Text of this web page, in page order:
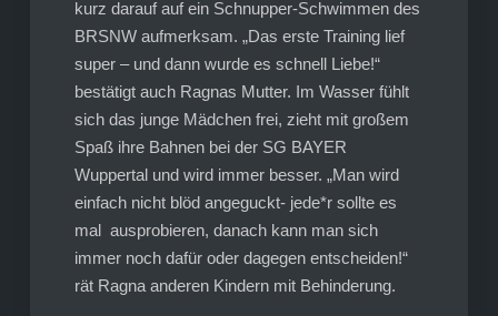
kurz darauf auf ein Schnupper-Schwimmen des
BRSNW aufmerksam. „Das erste Training lief
super – und dann wurde es schnell Liebe!“
bestätigt auch Ragnas Mutter. Im Wasser fühlt
sich das junge Mädchen frei, zieht mit großem
Spaß ihre Bahnen bei der SG BAYER
Wuppertal und wird immer besser. „Man wird
einfach nicht blöd angeguckt- jede*r sollte es
mal ausprobieren, danach kann man sich
immer noch dafür oder dagegen entscheiden!“
rät Ragna anderen Kindern mit Behinderung.